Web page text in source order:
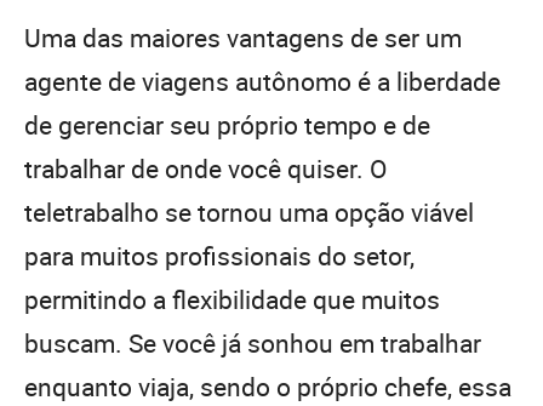
Uma das maiores vantagens de ser um
agente de viagens autônomo é a liberdade
de gerenciar seu próprio tempo e de
trabalhar de onde você quiser. O
teletrabalho se tornou uma opção viável
para muitos profissionais do setor,
permitindo a flexibilidade que muitos
buscam. Se você já sonhou em trabalhar
enquanto viaja, sendo o próprio chefe, essa